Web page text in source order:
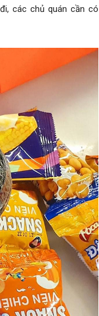
các chủ quán cần có